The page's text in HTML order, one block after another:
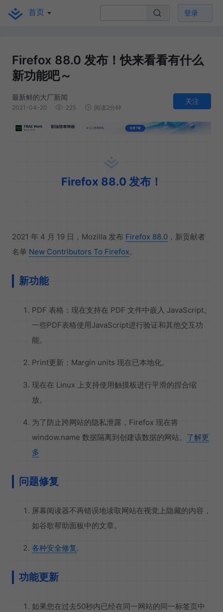
首页 登录
Firefox 88.0 发布！快来看看有什么
新功能吧～
最新鲜的大厂新闻
2021-04-20 225 阅读2分钟
关注
Firefox 88.0 发布！
2021 年 4 月 19 日，Mozilla 发布 Firefox 88.0 ，新贡献者
名单 New Contributors To Firefox。
新功能
PDF 表格：现在支持在 PDF 文件中嵌入 JavaScript。
一些PDF表格使用JavaScript进行验证和其他交互功
能。
Print更新：Margin units 现在已本地化。
现在在 Linux 上支持使用触摸板进行平滑的捏合缩
放。
为了防止跨网站的隐私泄露，Firefox 现在将
window.name 数据隔离到创建该数据的网站。 了解更
多
问题修复
屏幕阅读器不再错误地读取网站在视觉上隐藏的内容，
如谷歌帮助面板中的文章。
各种安全修复.
功能更新
如果您在过去50秒内已经在同一网站的同一标签页中